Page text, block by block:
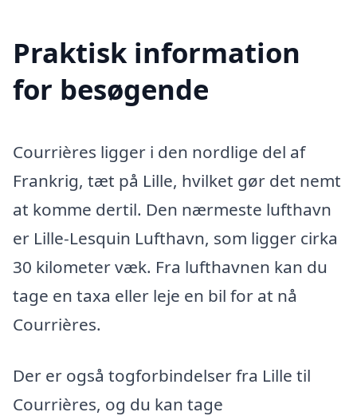
Praktisk information
for besøgende
Courrières ligger i den nordlige del af
Frankrig, tæt på Lille, hvilket gør det nemt
at komme dertil. Den nærmeste lufthavn
er Lille-Lesquin Lufthavn, som ligger cirka
30 kilometer væk. Fra lufthavnen kan du
tage en taxa eller leje en bil for at nå
Courrières.
Der er også togforbindelser fra Lille til
Courrières, og du kan tage